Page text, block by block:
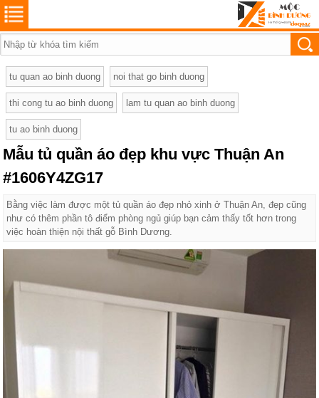
tu quan ao binh duong noi that go binh duong
thi cong tu ao binh duong lam tu quan ao binh duong
tu ao binh duong
Mẫu tủ quần áo đẹp khu vực Thuận An
#1606Y4ZG17
Bằng việc làm được một tủ quần áo đẹp nhỏ xinh ở Thuận An, đẹp cũng
như có thêm phần tô điểm phòng ngủ giúp bạn cảm thấy tốt hơn trong
việc hoàn thiện nội thất gỗ Bình Dương.